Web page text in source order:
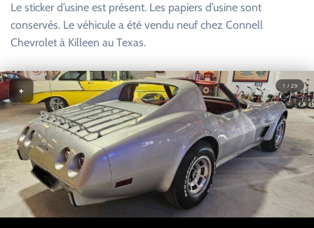
Le sticker d’usine est présent. Les papiers d’usine sont
conservés. Le véhicule a été vendu neuf chez Connell
Chevrolet à Killeen au Texas.
1 / 29
+